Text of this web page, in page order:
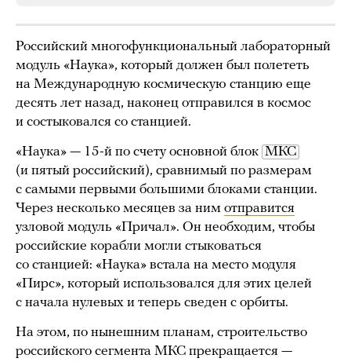
Российский многофункциональный лабораторный
модуль «Наука», который должен был полететь
на Международную космическую станцию еще
десять лет назад, наконец отправился в космос
и состыковался со станцией.
«Наука» — 15-й по счету основной блок МКС
(и пятый российский), сравнимый по размерам
с самыми первыми большими блоками станции.
Через несколько месяцев за ним отправится
узловой модуль «Причал». Он необходим, чтобы
российские корабли могли стыковаться
со станцией: «Наука» встала на место модуля
«Пирс», который использовался для этих целей
с начала нулевых и теперь сведен с орбиты.
На этом, по нынешним планам, строительство
российского сегмента МКС прекращается —